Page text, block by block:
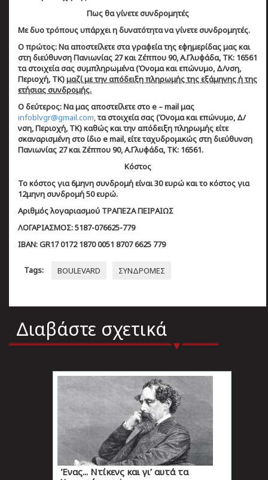
Πως θα γίνετε συνδρομητές
Με δυο τρόπους υπάρχει η δυνατότητα να γίνετε συνδρομητές.
Ο πρώτος: Να αποστείλετε στα γραφεία της εφημερίδας μας και
στη διεύθυνση Πανιωνίας 27 και Ζέππου 90, Α.Γλυφάδα, ΤΚ: 16561
τα στοιχεία σας συμπληρωμένα (Όνομα και επώνυμο, Δ/νση,
Περιοχή, ΤΚ)μαζί με την απόδειξη πληρωμής της εξάμηνης ή της
ετήσιας συνδρομής.
Ο δεύτερος: Να μας αποστείλετε στοe – mailμας
infoblvgr@gmail.com,τα στοιχεία σας (Όνομα και επώνυμο, Δ/
νση, Περιοχή, ΤΚ)καθώς και την απόδειξη πληρωμής είτε
σκαναρισμένη στο ίδιοe mail,είτε ταχυδρομικώς στη διεύθυνση
Πανιωνίας 27 και Ζέππου 90, Α.Γλυφάδα, ΤΚ: 16561.
Κόστος
Το κόστος για 6μηνη συνδρομή είναι30ευρώ και το κόστος για
12μηνη συνδρομή 50 ευρώ.
Αριθμός λογαριασμού TΡΑΠΕΖΑ ΠΕΙΡΑΙΩΣ
ΛΟΓΑΡΙΑΣΜΟΣ:5187-076625-779
ΙΒΑΝ:GR17 0172 1870 0051 8707 6625 779
Tags: BOULEVARD ΣΥΝΔΡΟΜΕΣ
Διαβάστε σχετικά
Ένας... Ντίκενς και γι’ αυτά τα